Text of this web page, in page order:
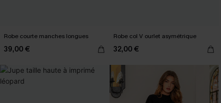
Robe courte manches longues
39,00 €
Robe col V ourlet asymétrique
32,00 €